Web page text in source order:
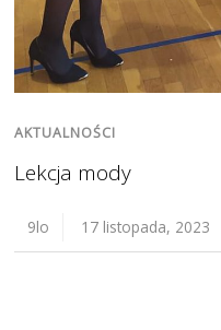
AKTUALNOŚCI
Lekcja mody
9lo 17 listopada, 2023